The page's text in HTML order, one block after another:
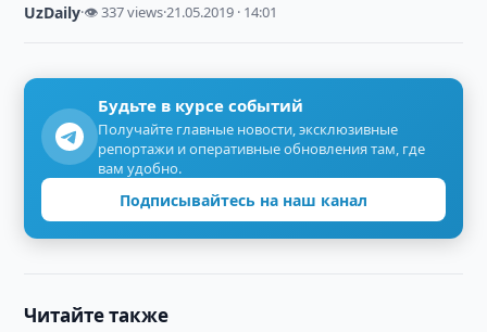
UzDaily·👁 337 views·21.05.2019 · 14:01
Будьте в курсе событий
Получайте главные новости, эксклюзивные
репортажи и оперативные обновления там, где
вам удобно.
Подписывайтесь на наш канал
Читайте также